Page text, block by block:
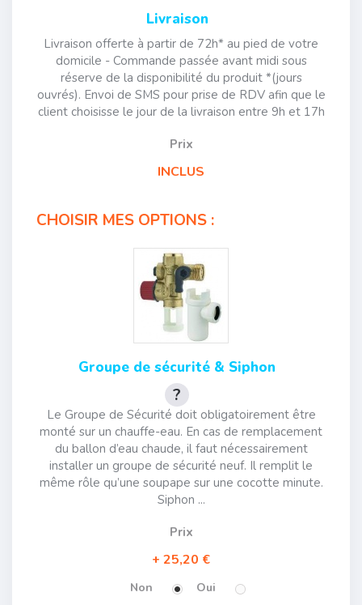
Livraison
Livraison offerte à partir de 72h* au pied de votre
domicile - Commande passée avant midi sous
réserve de la disponibilité du produit *(jours
ouvrés). Envoi de SMS pour prise de RDV afin que le
client choisisse le jour de la livraison entre 9h et 17h
Prix
INCLUS
CHOISIR MES OPTIONS :
Groupe de sécurité & Siphon
Le Groupe de Sécurité doit obligatoirement être
monté sur un chauffe-eau. En cas de remplacement
du ballon d’eau chaude, il faut nécessairement
installer un groupe de sécurité neuf. Il remplit le
même rôle qu’une soupape sur une cocotte minute.
Siphon ...
Prix
25,20 €
Non Oui